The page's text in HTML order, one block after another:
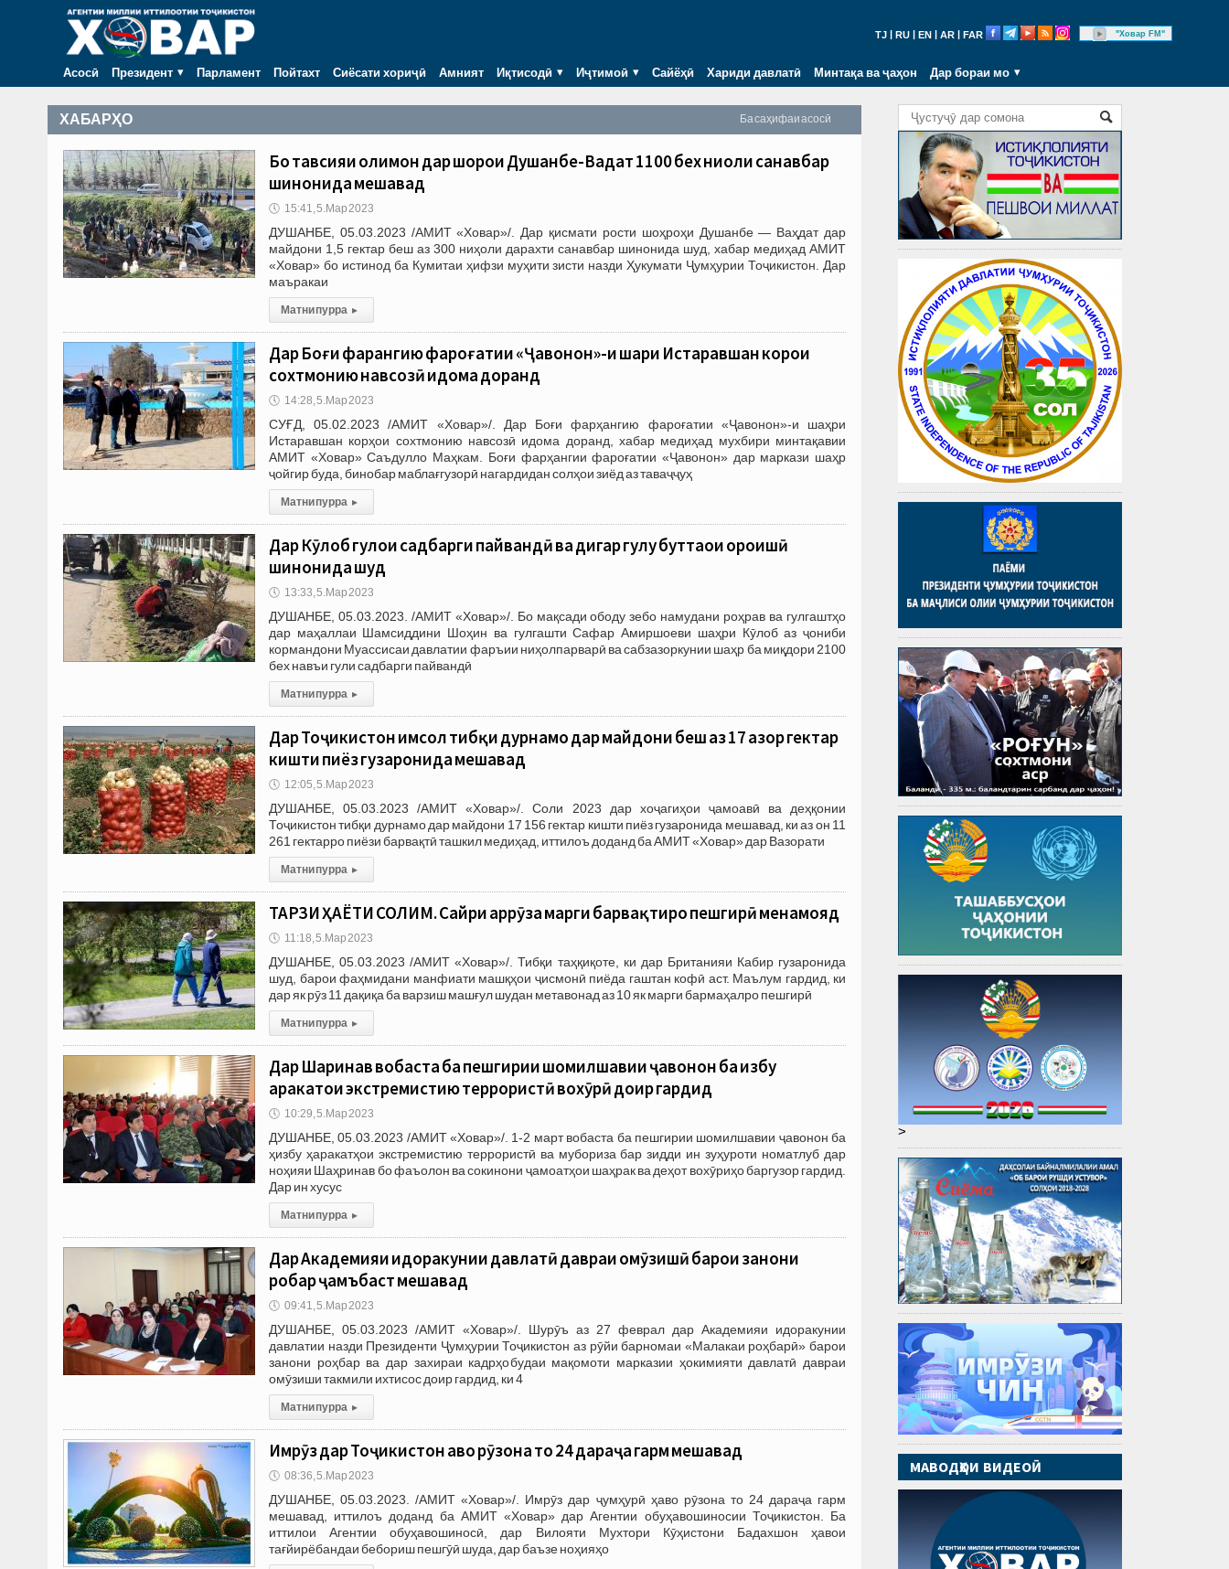
TJ RU EN AR FAR "Ховар FM"
Асосӣ Президент Парламент Пойтахт Сиёсати хориҷӣ Амният Иқтисодӣ Иҷтимоӣ Сайёҳӣ Хариди давлатӣ Минтақа ва ҷаҳон Дар бораи мо
Ба саҳифаи асосӣ
ХАБАРҲО
Бо тавсияи олимон дар шоҳроҳи Душанбе-Ваҳдат 1100 бех ниҳоли санавбар
шинонида мешавад
🕔 15:41, 5.Мар 2023
ДУШАНБЕ, 05.03.2023 /АМИТ «Ховар»/. Дар қисмати рости шоҳроҳи Душанбе — Ваҳдат дар
майдони 1,5 гектар беш аз 300 ниҳоли дарахти санавбар шинонида шуд, хабар медиҳад АМИТ
«Ховар» бо истинод ба Кумитаи ҳифзи муҳити зисти назди Ҳукумати Ҷумҳурии Тоҷикистон. Дар
маъракаи
Матни пурра ▸
Дар Боғи фарҳангию фароғатии «Ҷавонон»-и шаҳри Истаравшан корҳои
сохтмонию навсозӣ идома доранд
🕔 14:28, 5.Мар 2023
СУҒД, 05.02.2023 /АМИТ «Ховар»/. Дар Боғи фарҳангию фароғатии «Ҷавонон»-и шаҳри
Истаравшан корҳои сохтмонию навсозӣ идома доранд, хабар медиҳад мухбири минтақавии
АМИТ «Ховар» Саъдулло Маҳкам. Боғи фарҳангии фароғатии «Ҷавонон» дар маркази шаҳр
ҷойгир буда, бинобар маблағгузорӣ нагардидан солҳои зиёд аз таваҷҷуҳ
Матни пурра ▸
Дар Кӯлоб гулҳои садбарги пайвандӣ ва дигар гулу буттаҳои ороишӣ
шинонида шуд
🕔 13:33, 5.Мар 2023
ДУШАНБЕ, 05.03.2023. /АМИТ «Ховар»/. Бо мақсади ободу зебо намудани роҳрав ва гулгаштҳо
дар маҳаллаи Шамсиддини Шоҳин ва гулгашти Сафар Амиршоеви шаҳри Кӯлоб аз ҷониби
кормандони Муассисаи давлатии фаръии ниҳолпарварӣ ва сабзазоркунии шаҳр ба миқдори 2100
бех навъи гули садбарги пайвандӣ
Матни пурра ▸
Дар Тоҷикистон имсол тибқи дурнамо дар майдони беш аз 17 ҳазор гектар
кишти пиёз гузаронида мешавад
🕔 12:05, 5.Мар 2023
ДУШАНБЕ, 05.03.2023 /АМИТ «Ховар»/. Соли 2023 дар хоҷагиҳои ҷамоавӣ ва деҳқонии
Тоҷикистон тибқи дурнамо дар майдони 17 156 гектар кишти пиёз гузаронида мешавад, ки аз он 11
261 гектарро пиёзи барвақтӣ ташкил медиҳад, иттилоъ доданд ба АМИТ «Ховар» дар Вазорати
Матни пурра ▸
ТАРЗИ ҲАЁТИ СОЛИМ. Сайри ҳаррӯза марги барвақтиро пешгирӣ менамояд
🕔 11:18, 5.Мар 2023
ДУШАНБЕ, 05.03.2023 /АМИТ «Ховар»/. Тибқи таҳқиқоте, ки дар Британияи Кабир гузаронида
шуд, барои фаҳмидани манфиати машқҳои ҷисмонӣ пиёда гаштан кофӣ аст. Маълум гардид, ки
дар як рӯз 11 дақиқа ба варзиш машғул шудан метавонад аз 10 як марги бармаҳалро пешгирӣ
Матни пурра ▸
Дар Шаҳринав вобаста ба пешгирии шомилшавии ҷавонон ба ҳизбу
ҳаракатҳои экстремистию террористӣ вохӯрӣ доир гардид
🕔 10:29, 5.Мар 2023
ДУШАНБЕ, 05.03.2023 /АМИТ «Ховар»/. 1-2 март вобаста ба пешгирии шомилшавии ҷавонон ба
ҳизбу ҳаракатҳои экстремистию террористӣ ва мубориза бар зидди ин зуҳуроти номатлуб дар
ноҳияи Шаҳринав бо фаъолон ва сокинони ҷамоатҳои шаҳрак ва деҳот вохӯриҳо баргузор гардид.
Дар ин хусус
Матни пурра ▸
Дар Академияи идоракунии давлатӣ давраи омӯзишӣ барои занони
роҳбар ҷамъбаст мешавад
🕔 09:41, 5.Мар 2023
ДУШАНБЕ, 05.03.2023 /АМИТ «Ховар»/. Шурӯъ аз 27 феврал дар Академияи идоракунии
давлатии назди Президенти Ҷумҳурии Тоҷикистон аз рӯйи барномаи «Малакаи роҳбарӣ» барои
занони роҳбар ва дар захираи кадрҳобудаи мақомоти марказии ҳокимияти давлатӣ давраи
омӯзиши такмили ихтисос доир гардид, ки 4
Матни пурра ▸
Имрӯз дар Тоҷикистон ҳаво рӯзона то 24 дараҷа гарм мешавад
🕔 08:36, 5.Мар 2023
ДУШАНБЕ, 05.03.2023. /АМИТ «Ховар»/. Имрӯз дар ҷумҳурӣ ҳаво рӯзона то 24 дараҷа гарм
мешавад, иттилоъ доданд ба АМИТ «Ховар» дар Агентии обуҳавошиносии Тоҷикистон. Ба
иттилои Агентии обуҳавошиносӣ, дар Вилояти Мухтори Кӯҳистони Бадахшон ҳавои
тағйирёбандаи бебориш пешгӯӣ шуда, дар баъзе ноҳияҳо
>
МАВОДҲОИ ВИДЕОӢ